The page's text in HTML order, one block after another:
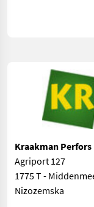
Kraakman Perfors
Agriport 127
1775 T -
Nizozemska